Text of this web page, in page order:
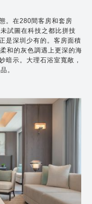
。在280間客房和套房
試圖在科技之都比拼技
是深圳少有的。客房面積
和的灰色調遇上更深的海
暗示。大理石浴室寬敞，
。